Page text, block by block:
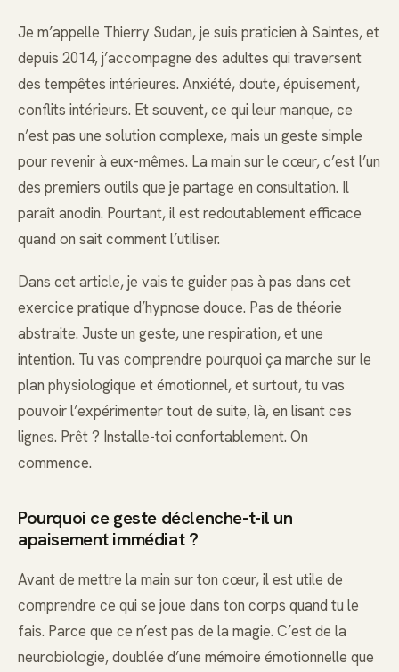
Je m’appelle Thierry Sudan, je suis praticien à Saintes, et
depuis 2014, j’accompagne des adultes qui traversent
des tempêtes intérieures. Anxiété, doute, épuisement,
conflits intérieurs. Et souvent, ce qui leur manque, ce
n’est pas une solution complexe, mais un geste simple
pour revenir à eux-mêmes. La main sur le cœur, c’est l’un
des premiers outils que je partage en consultation. Il
paraît anodin. Pourtant, il est redoutablement efficace
quand on sait comment l’utiliser.
Dans cet article, je vais te guider pas à pas dans cet
exercice pratique d’hypnose douce. Pas de théorie
abstraite. Juste un geste, une respiration, et une
intention. Tu vas comprendre pourquoi ça marche sur le
plan physiologique et émotionnel, et surtout, tu vas
pouvoir l’expérimenter tout de suite, là, en lisant ces
lignes. Prêt ? Installe-toi confortablement. On
commence.
Pourquoi ce geste déclenche-t-il un
apaisement immédiat ?
Avant de mettre la main sur ton cœur, il est utile de
comprendre ce qui se joue dans ton corps quand tu le
fais. Parce que ce n’est pas de la magie. C’est de la
neurobiologie, doublée d’une mémoire émotionnelle que